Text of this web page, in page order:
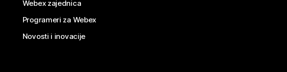
Webex zajednica
Programeri za Webex
Novosti i inovacije